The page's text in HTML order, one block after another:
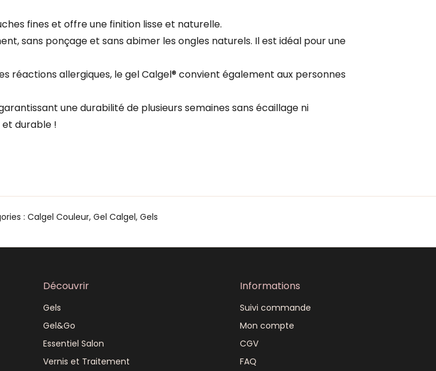
fines et offre une finition lisse et naturelle.
sans ponçage et sans abimer les ongles naturels. Il est idéal pour une
réactions allergiques, le gel Calgel® convient également aux personnes
une durabilité de plusieurs semaines sans écaillage ni
et durable !
: Calgel Couleur, Gel Calgel, Gels
Découvrir
Gels
Gel&Go
Essentiel Salon
Vernis et Traitement
Informations
Suivi commande
Mon compte
CGV
FAQ